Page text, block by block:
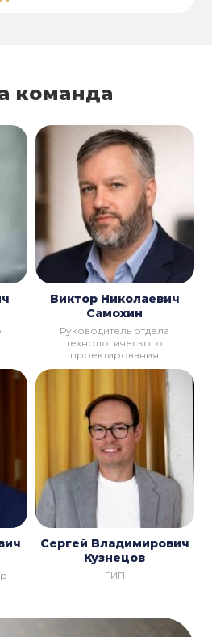
команда
Виктор Николаевич
Самохин
Руководитель отдела
технологического
проектирования
Сергей Владимирович
Кузнецов
ГИП